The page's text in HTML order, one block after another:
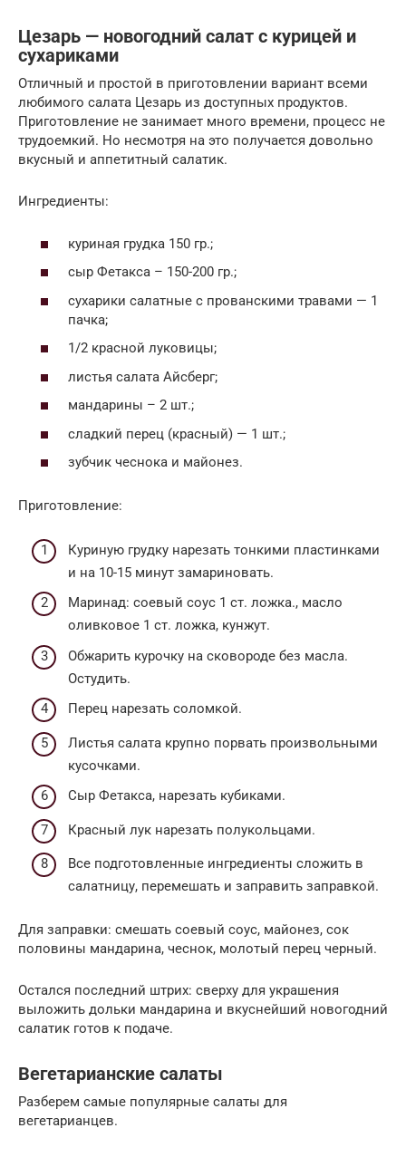
Цезарь — новогодний салат с курицей и
сухариками
Отличный и простой в приготовлении вариант всеми
любимого салата Цезарь из доступных продуктов.
Приготовление не занимает много времени, процесс не
трудоемкий. Но несмотря на это получается довольно
вкусный и аппетитный салатик.
Ингредиенты:
куриная грудка 150 гр.;
сыр Фетакса – 150-200 гр.;
сухарики салатные с прованскими травами — 1
пачка;
1/2 красной луковицы;
листья салата Айсберг;
мандарины – 2 шт.;
сладкий перец (красный) — 1 шт.;
зубчик чеснока и майонез.
Приготовление:
Куриную грудку нарезать тонкими пластинками
и на 10-15 минут замариновать.
Маринад: соевый соус 1 ст. ложка., масло
оливковое 1 ст. ложка, кунжут.
Обжарить курочку на сковороде без масла.
Остудить.
Перец нарезать соломкой.
Листья салата крупно порвать произвольными
кусочками.
Сыр Фетакса, нарезать кубиками.
Красный лук нарезать полукольцами.
Все подготовленные ингредиенты сложить в
салатницу, перемешать и заправить заправкой.
Для заправки: смешать соевый соус, майонез, сок
половины мандарина, чеснок, молотый перец черный.
Остался последний штрих: сверху для украшения
выложить дольки мандарина и вкуснейший новогодний
салатик готов к подаче.
Вегетарианские салаты
Разберем самые популярные салаты для
вегетарианцев.